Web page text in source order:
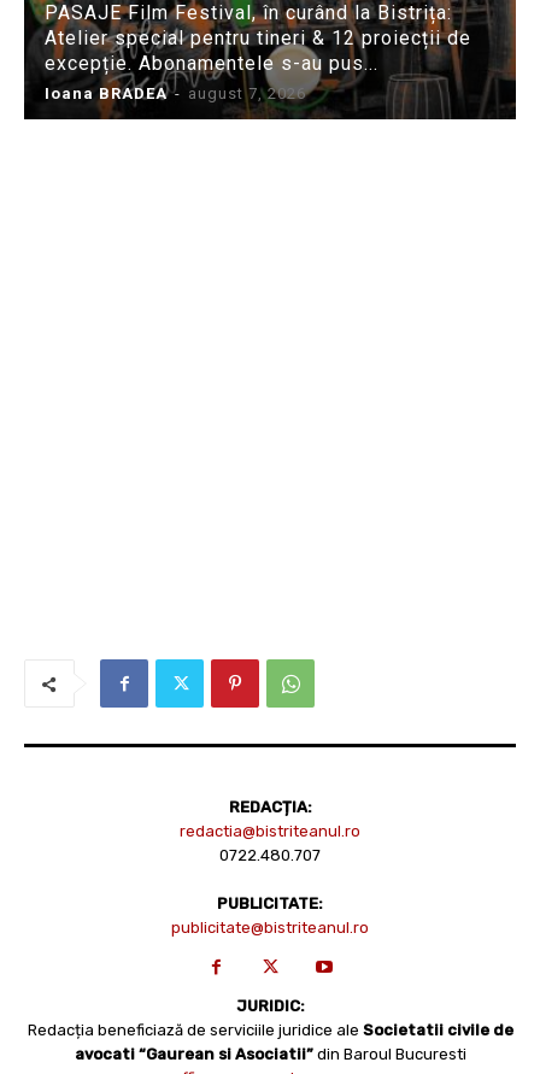
PASAJE Film Festival, în curând la Bistrița:
Atelier special pentru tineri & 12 proiecții de
excepție. Abonamentele s-au pus...
Ioana BRADEA - august 7, 2026
REDACȚIA:
redactia@bistriteanul.ro
0722.480.707
PUBLICITATE:
publicitate@bistriteanul.ro
JURIDIC:
Redacția beneficiază de serviciile juridice ale Societatii civile de
avocati “Gaurean si Asociatii” din Baroul Bucuresti